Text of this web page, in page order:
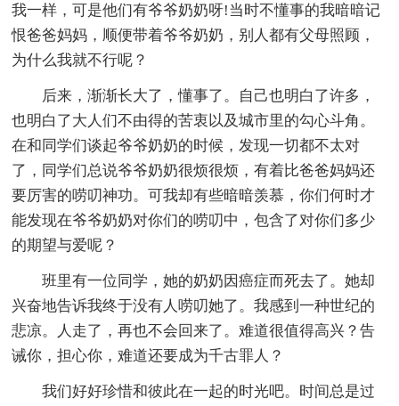
我一样，可是他们有爷爷奶奶呀!当时不懂事的我暗暗记
恨爸爸妈妈，顺便带着爷爷奶奶，别人都有父母照顾，
为什么我就不行呢？
后来，渐渐长大了，懂事了。自己也明白了许多，
也明白了大人们不由得的苦衷以及城市里的勾心斗角。
在和同学们谈起爷爷奶奶的时候，发现一切都不太对
了，同学们总说爷爷奶奶很烦很烦，有着比爸爸妈妈还
要厉害的唠叨神功。可我却有些暗暗羡慕，你们何时才
能发现在爷爷奶奶对你们的唠叨中，包含了对你们多少
的期望与爱呢？
班里有一位同学，她的奶奶因癌症而死去了。她却
兴奋地告诉我终于没有人唠叨她了。我感到一种世纪的
悲凉。人走了，再也不会回来了。难道很值得高兴？告
诫你，担心你，难道还要成为千古罪人？
我们好好珍惜和彼此在一起的时光吧。时间总是过